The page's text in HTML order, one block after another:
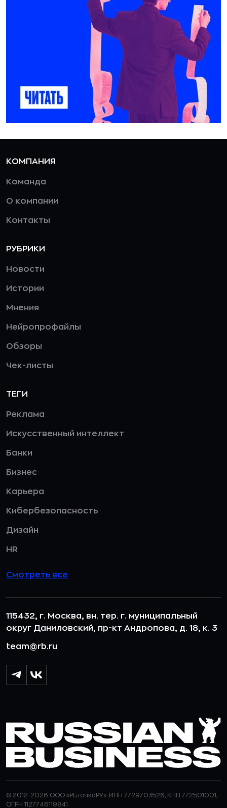
КОМПАНИЯ
Команда
О компании
Контакты
РУБРИКИ
Новости
Истории
Мнения
Нейропрофайлы
Обзоры
Чек-листы
ТЕГИ
Реклама
Искусственный интеллект
Банки
Бизнес
Карьера
Кибербезопасность
Дизайн
HR
Смотреть все
115432, г. Москва, вн. тер. г. муниципальный
округ Даниловский, пр-кт Андропова, д. 18, к. 3
team@rb.ru
© 2012-2026 ООО «РБточкаРУ». ИНН 7729703526, КПП 772501001,
ОГРН 1127746119841